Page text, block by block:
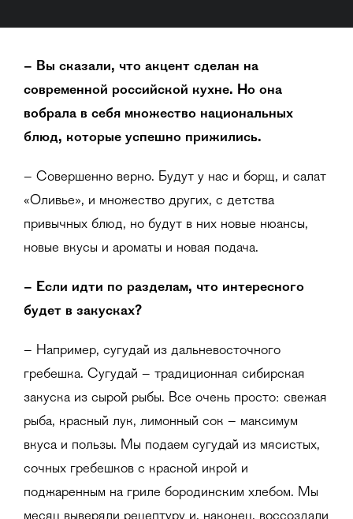
– Вы сказали, что акцент сделан на
современной российской кухне. Но она
вобрала в себя множество национальных
блюд, которые успешно прижились.
– Совершенно верно. Будут у нас и борщ, и салат
«Оливье», и множество других, с детства
привычных блюд, но будут в них новые нюансы,
новые вкусы и ароматы и новая подача.
– Если идти по разделам, что интересного
будет в закусках?
– Например, сугудай из дальневосточного
гребешка. Сугудай – традиционная сибирская
закуска из сырой рыбы. Все очень просто: свежая
рыба, красный лук, лимонный сок – максимум
вкуса и пользы. Мы подаем сугудай из мясистых,
сочных гребешков с красной икрой и
поджаренным на гриле бородинским хлебом. Мы